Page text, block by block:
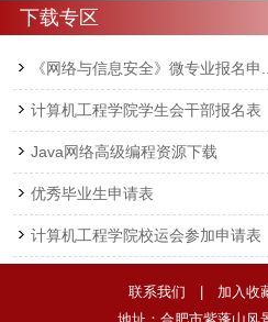
下载专区
《网络与信息安全》微专业报名申...
计算机工程学院学生会干部报名表
Java网络高级编程资源下载
优秀毕业生申请表
计算机工程学院校运会参加申请表
联系我们 加入收